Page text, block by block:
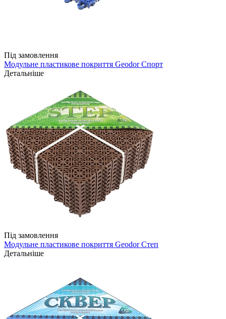
Під замовлення
Модульне пластикове покриття Geodor Спорт
Детальніше
Під замовлення
Модульне пластикове покриття Geodor Степ
Детальніше